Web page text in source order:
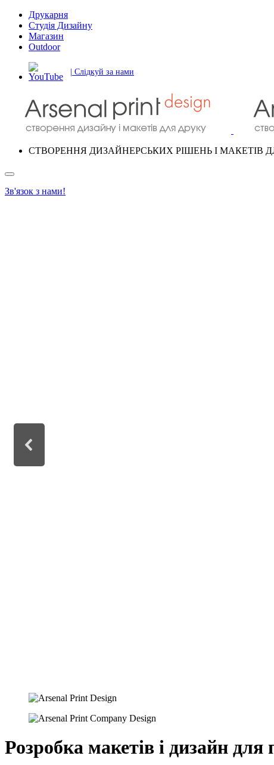
Друкарня
Студія Дизайну
Магазин
Outdoor
| Слідкуй за нами
СТВОРЕННЯ ДИЗАЙНЕРСЬКИХ РІШЕНЬ І МАКЕТІВ
Зв'язок з нами!
Розробка макетів і дизайн для